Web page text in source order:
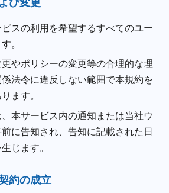
スの利用を希望するすべてのユー
。
やポリシーの変更等の合理的な理
法令に違反しない範囲で本規約を
ます。
本サービス内の通知または当社ウ
に告知され、告知に記載された日
じます。
約の成立